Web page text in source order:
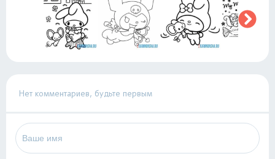
Нет комментариев, будьте первым